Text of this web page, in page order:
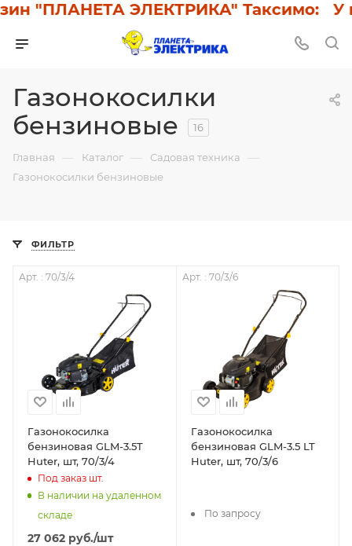
"ПЛАНЕТА ЭЛЕКТРИКА" Таксимо: У
Газонокосилки
бензиновые
16
Главная — Каталог — Садовая техника —
Газонокосилки бензиновые
ФИЛЬТР
Арт. : 70/3/4
Газонокосилка
бензиновая GLM-3.5T
Huter, шт, 70/3/4
Под заказ шт.
В наличии на удаленном
складе
27 062 руб./шт
Арт. : 70/3/6
Газонокосилка
бензиновая GLM-3.5 LT
Huter, шт, 70/3/6
По запросу